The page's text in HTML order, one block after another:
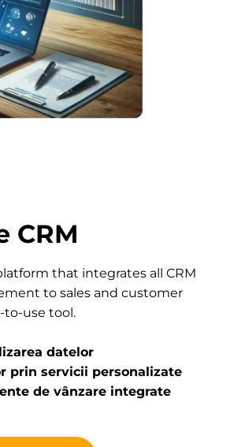
CRM
that integrates all CRM
to sales and customer
to-use tool.
datelor
prin servicii personalizate
de vânzare integrate